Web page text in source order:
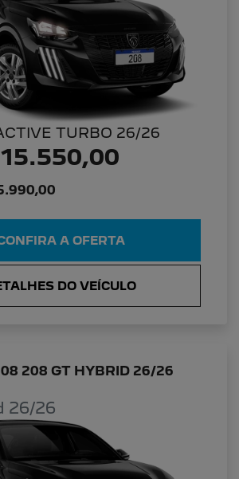
TURBO 26/26
A OFERTA
DO VEÍCULO
208 GT HYBRID 26/26
26/26